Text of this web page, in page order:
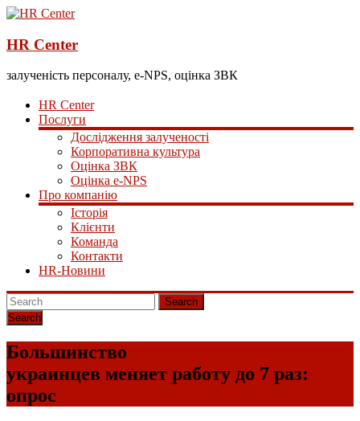
HR Center
залученість персоналу, e-NPS, оцінка ЗВК
HR Center
Послуги
Дослідження залученості
Корпоративна культура
Оцінка ЗВК
Оцінка e-NPS
Про компанію
Історія
Клієнти
Команда
Контакти
HR-Новини
Search
Большинство
украинцев меняет работу до 7 раз:
опрос